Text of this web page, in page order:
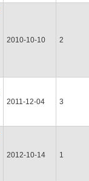
2010-10-10 2
2011-12-04 3
2012-10-14 1